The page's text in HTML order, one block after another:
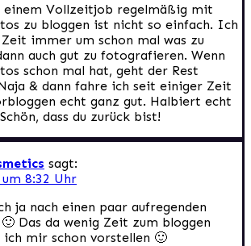
einem Vollzeitjob regelmäßig mit
zu bloggen ist nicht so einfach. Ich
immer um schon mal was zu
auch gut zu fotografieren. Wenn
schon mal hat, geht der Rest
& dann fahre ich seit einiger Zeit
echt ganz gut. Halbiert echt
dass du zurück bist!
sagt:
8:32 Uhr
ja nach einen paar aufregenden
Das da wenig Zeit zum bloggen
mir schon vorstellen 🙂